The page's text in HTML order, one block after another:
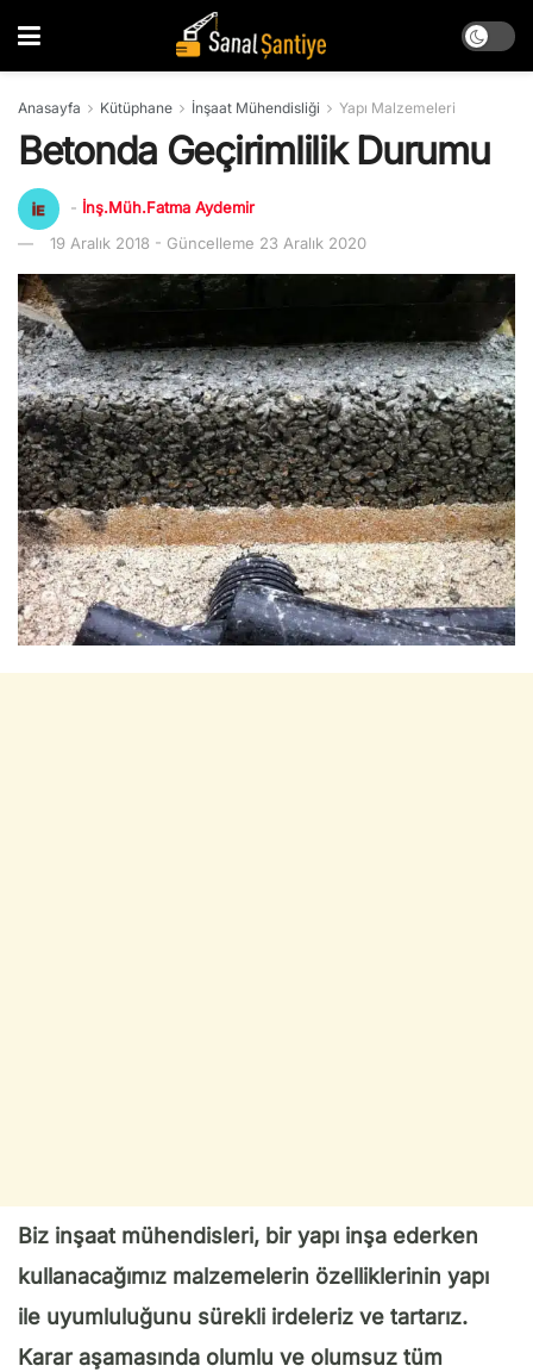
Anasayfa Kütüphane İnşaat Mühendisliği Yapı Malzemeleri
Betonda Geçirimlilik Durumu
- İnş.Müh.Fatma Aydemir
19 Aralık 2018 - Güncelleme 23 Aralık 2020
Biz inşaat mühendisleri, bir yapı inşa ederken
kullanacağımız malzemelerin özelliklerinin yapı
ile uyumluluğunu sürekli irdeleriz ve tartarız.
Karar aşamasında olumlu ve olumsuz tüm